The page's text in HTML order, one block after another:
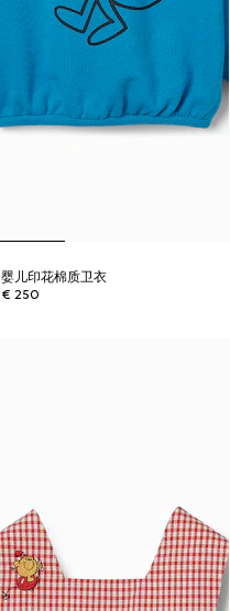
婴儿印花棉质卫衣
€ 250